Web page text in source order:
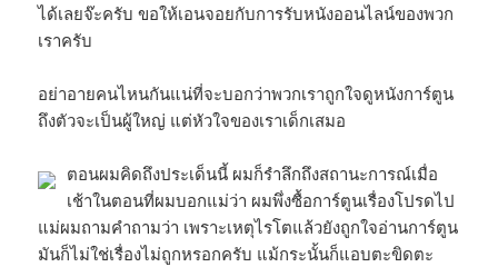
ได้เลยจ๊ะครับ ขอให้เอนจอยกับการรับหนังออนไลน์ของพวก
เราครับ
อย่าอายคนไหนกันแน่ที่จะบอกว่าพวกเราถูกใจดูหนังการ์ตูน
ถึงตัวจะเป็นผู้ใหญ่ แต่หัวใจของเราเด็กเสมอ
ตอนผมคิดถึงประเด็นนี้ ผมก็รำลึกถึงสถานะการณ์เมื่อ
เช้าในตอนที่ผมบอกแม่ว่า ผมพึ่งซื้อการ์ตูนเรื่องโปรดไป
แม่ผมถามคำถามว่า เพราะเหตุไรโตแล้วยังถูกใจอ่านการ์ตูน
มันก็ไม่ใช่เรื่องไม่ถูกหรอกครับ แม้กระนั้นก็แอบตะขิดตะ